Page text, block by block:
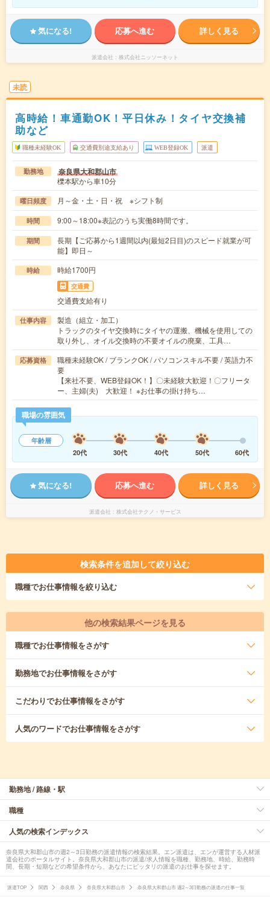
気になる! 応募へ進む 詳しく見る
派遣会社 株式会社ニッソーネット
未読
高時給！車通勤OK！平日休み！タイヤ交換補
助など
職種未経験OK 交通費別途支給あり WEB登録OK 派遣
勤務地 奈良県大和郡山市
櫟本駅から車10分
曜日頻度 月～金・土・日・祝 ※シフト制
時間 9:00～18:00※表記のうち実働8時間です。
期間
長期【ご応募から1週間以内(最短2日目)のスピード就業が可
能】即日～
時給 時給1700円
交通費
交通費支給有り
仕事内容
製造（組立・加工）
トラックのタイヤ交換時にタイヤの運搬、機械を使用しての
取り外し、オイル交換時の不要オイルの廃棄、工具…
応募資格
職種未経験OK / ブランクOK / パソコンスキル不要 / 英語力不
要
【来社不要、WEB登録OK！】〇未経験大歓迎！〇フリータ
ー、主婦(夫) 大歓迎！ ※お仕事の掛け持ち…
職場の雰囲気
年齢層
20代
30代 40代 50代 60代
気になる! 応募へ進む 詳しく見る
派遣会社 株式会社テクノ・サービス
検索条件を追加して絞り込む
職種でお仕事情報を絞り込む
他の検索結果ページを見る
職種でお仕事情報をさがす
勤務地でお仕事情報をさがす
こだわりでお仕事情報をさがす
人気のワードでお仕事情報をさがす
勤務地 / 路線・駅
職種
人気の検索インデックス
奈良県大和郡山市の週2～3日勤務の派遣情報の検索結果。エン派遣は、エンが運営する人材派
遣会社のポータルサイト。奈良県大和郡山市の派遣/求人情報を職種、勤務地、時給、勤務時
間、長期・短期などの希望条件から、あなたにピッタリの派遣のお仕事を探せます。
派遣TOP 関西 奈良県 奈良県大和郡山市 奈良県大和郡山市 週2～3日勤務の派遣の仕事一覧